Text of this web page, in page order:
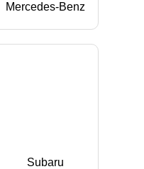
Mercedes-Benz
Subaru